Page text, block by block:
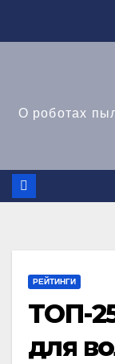
О роботах
РЕЙТИНГИ
ТОП-
для